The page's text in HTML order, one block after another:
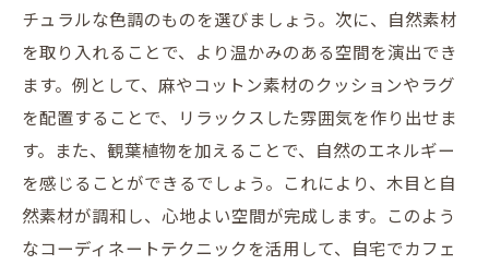
チュラルな色調のものを選びましょう。次に、自然素材
を取り入れることで、より温かみのある空間を演出でき
ます。例として、麻やコットン素材のクッションやラグ
を配置することで、リラックスした雰囲気を作り出せま
す。また、観葉植物を加えることで、自然のエネルギー
を感じることができるでしょう。これにより、木目と自
然素材が調和し、心地よい空間が完成します。このよう
なコーディネートテクニックを活用して、自宅でカフェ